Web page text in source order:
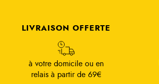
LIVRAISON OFFERTE
à votre domicile ou en
relais à partir de 69€